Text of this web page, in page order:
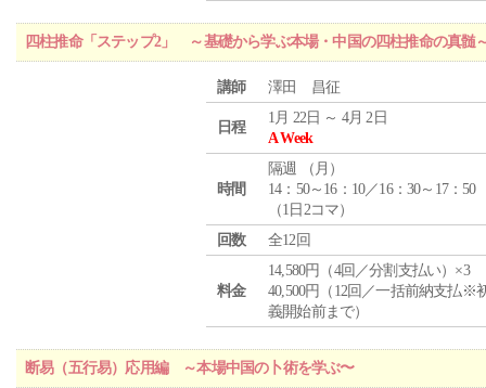
四柱推命「ステップ2」 ～基礎から学ぶ本場・中国の四柱推命の真髄
講師 澤田 昌征
日程
1月 22日 ～ 4月 2日
A Week
時間
隔週 （ 月 ）
14：50～16：10／16：30～17：50
（1日2コマ）
回数
全12回
料金
14,580円（4回／分割支払い）×3
40,500円（12回／一括前納支払※
義開始前まで）
断易（五行易）応用編 ～本場中国の卜術を学ぶ〜